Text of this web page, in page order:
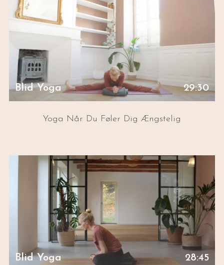
Blid Yoga 29:30
Yoga Når Du Føler Dig Ængstelig
Blid Yoga 28:45